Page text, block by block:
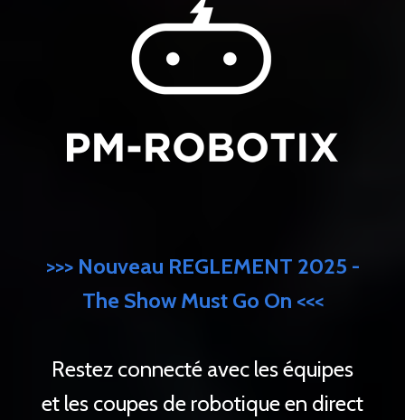
>>> Nouveau REGLEMENT 2025 -
The Show Must Go On <<<
Restez connecté avec les équipes
et les coupes de robotique en direct